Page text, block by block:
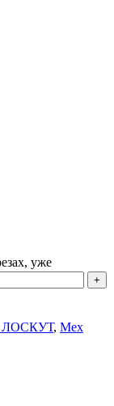
уже
, Мех